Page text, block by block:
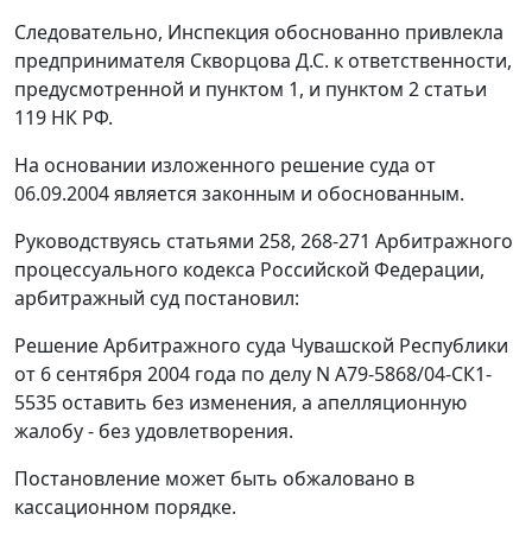
Следовательно, Инспекция обоснованно привлекла
предпринимателя Скворцова Д.С. к ответственности,
предусмотренной и пунктом 1, и пунктом 2 статьи
119 НК РФ.
На основании изложенного решение суда от
06.09.2004 является законным и обоснованным.
Руководствуясь статьями 258, 268-271 Арбитражного
процессуального кодекса Российской Федерации,
арбитражный суд постановил:
РешениеАрбитражного суда Чувашской Республики
от 6 сентября 2004 года по делу N А79-5868/04-СК1-
5535 оставить без изменения, а апелляционную
жалобу - без удовлетворения.
Постановление может быть обжаловано в
кассационном порядке.